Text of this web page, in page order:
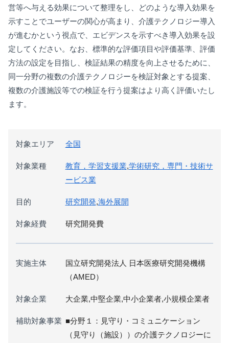
営等へ与える効果について整理をし、どのような導入効果を
示すことでユーザーの関心が高まり、介護テクノロジー導入
が進むかという視点で、エビデンスを示すべき導入効果を設
定してください。なお、標準的な評価項目や評価基準、評価
方法の設定を目指し、検証結果の精度を向上させるために、
同一分野の複数の介護テクノロジーを検証対象とする提案、
複数の介護施設等での検証を行う提案はより高く評価いたし
ます。
対象エリア 全国
対象業種 教育，学習支援業,学術研究，専門・技術サ
ービス業
目的 研究開発,海外展開
対象経費 研究開発費
実施主体
国立研究開発法人 日本医療研究開発機構
（AMED）
対象企業 大企業,中堅企業,中小企業者,小規模企業者
補助対象事業 ■分野１：見守り・コミュニケーション
（見守り（施設））の介護テクノロジーに